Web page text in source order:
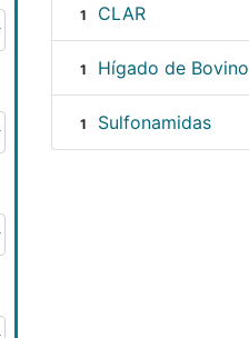
1 CLAR
1 Hígado de Bovino
1 Sulfonamidas